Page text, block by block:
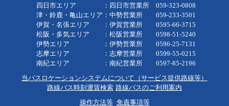
四日市エリア ：四日市営業所 059-323-0808
津・鈴鹿・亀山エリア：中勢営業所 059-233-3501
伊賀・名張エリア ：伊賀営業所 0595-66-3715
松阪・多気エリア ：松阪営業所 0598-51-5240
伊勢エリア ：伊勢営業所 0596-25-7131
志摩エリア ：志摩営業所 0599-55-0215
南紀エリア ：南紀営業所 0597-85-2196
当バスロケーションシステムについて（サービス提供路線等）
路線バス時刻運賃検索 路線バスのご利用案内
操作方法等 免責事項等